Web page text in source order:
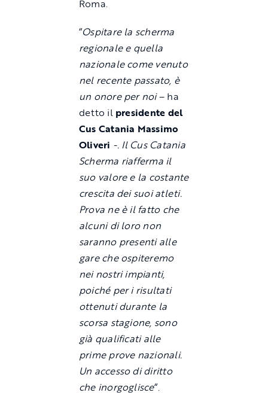
Roma.
“Ospitare la scherma
regionale e quella
nazionale come venuto
nel recente passato, è
un onore per noi– ha
detto il presidente del
Cus Catania Massimo
Oliveri -. Il Cus Catania
Scherma riafferma il
suo valore e la costante
crescita dei suoi atleti.
Prova ne è il fatto che
alcuni di loro non
saranno presenti alle
gare che ospiteremo
nei nostri impianti,
poiché per i risultati
ottenuti durante la
scorsa stagione, sono
già qualificati alle
prime prove nazionali.
Un accesso di diritto
che inorgoglisce“.